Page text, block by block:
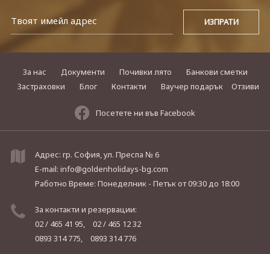
За нас Документи Почивки лято
Банкови сметки
Застраховки
Блог Контакти Ваучер подарък Отзиви
Посетете ни във Facebook
Адрес: гр. София, ул. Преспа № 6
E-mail: info@goldenholidays-bg.com
Работно Време: Понеделник - Петъкот 09:30 до 18:00
За контакти и резервации:
02 / 465 41 95,
02 / 465 12 32
0893 314 775,
0893 314 776